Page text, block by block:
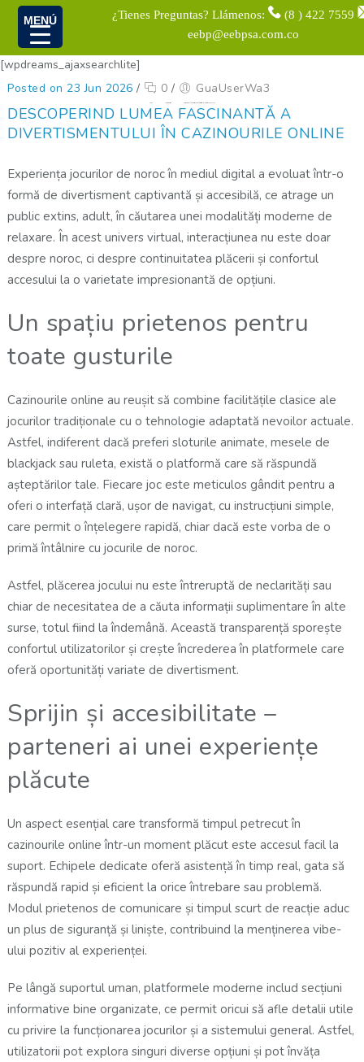
¿Tienes Preguntas? Llámenos:
(8 ) 422 7559
eebp@eebpsa.com.co
[wpdreams_ajaxsearchlite]
Posted on 23 Jun 2026 / 0 / GuaUserWa3
DESCOPERIND LUMEA FASCINANTĂ A
DIVERTISMENTULUI ÎN CAZINOURILE ONLINE
Experiența jocurilor de noroc în mediul digital a evoluat într-o
formă de divertisment captivantă și accesibilă, ce atrage un
public extins, adult, în căutarea unei modalități moderne de
relaxare. În acest univers virtual, interacțiunea nu este doar
despre noroc, ci despre continuitatea plăcerii și confortul
accesului la o varietate impresionantă de opțiuni.
Un spațiu prietenos pentru
toate gusturile
Cazinourile online au reușit să combine facilitățile clasice ale
jocurilor tradiționale cu o tehnologie adaptată nevoilor actuale.
Astfel, indiferent dacă preferi sloturile animate, mesele de
blackjack sau ruleta, există o platformă care să răspundă
așteptărilor tale. Fiecare joc este meticulos gândit pentru a
oferi o interfață clară, ușor de navigat, cu instrucțiuni simple,
care permit o înțelegere rapidă, chiar dacă este vorba de o
primă întâlnire cu jocurile de noroc.
Astfel, plăcerea jocului nu este întreruptă de neclarități sau
chiar de necesitatea de a căuta informații suplimentare în alte
surse, totul fiind la îndemână. Această transparență sporește
confortul utilizatorilor și crește încrederea în platformele care
oferă oportunități variate de divertisment.
Sprijin și accesibilitate –
parteneri ai unei experiențe
plăcute
Un aspect esențial care transformă timpul petrecut în
cazinourile online într-un moment plăcut este accesul facil la
suport. Echipele dedicate oferă asistență în timp real, gata să
răspundă rapid și eficient la orice întrebare sau problemă.
Modul prietenos de comunicare și timpul scurt de reacție aduc
un plus de siguranță și liniște, contribuind la menținerea vibe-
ului pozitiv al experienței.
Pe lângă suportul uman, platformele moderne includ secțiuni
informative bine organizate, ce permit oricui să afle detalii utile
cu privire la funcționarea jocurilor și a sistemului general. Astfel,
utilizatorii pot explora singuri diverse opțiuni și pot învăța
MENÚ